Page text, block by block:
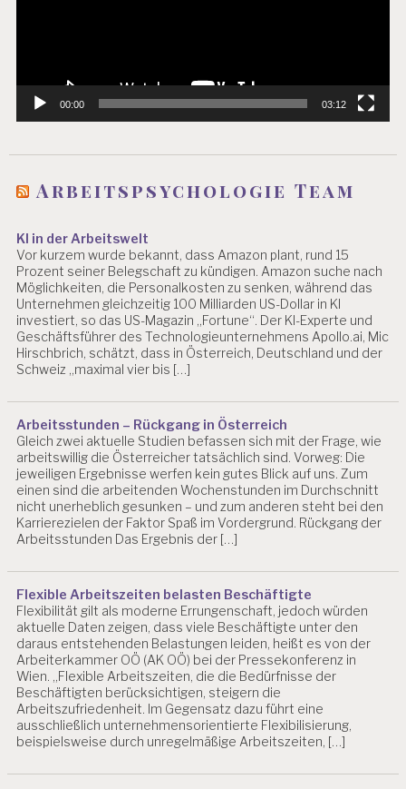
00:00 03:12
Arbeitspsychologie Team
KI in der Arbeitswelt
Vor kurzem wurde bekannt, dass Amazon plant, rund 15
Prozent seiner Belegschaft zu kündigen. Amazon suche nach
Möglichkeiten, die Personalkosten zu senken, während das
Unternehmen gleichzeitig 100 Milliarden US-Dollar in KI
investiert, so das US-Magazin „Fortune“. Der KI-Experte und
Geschäftsführer des Technologieunternehmens Apollo.ai, Mic
Hirschbrich, schätzt, dass in Österreich, Deutschland und der
Schweiz „maximal vier bis […]
Arbeitsstunden – Rückgang in Österreich
Gleich zwei aktuelle Studien befassen sich mit der Frage, wie
arbeitswillig die Österreicher tatsächlich sind. Vorweg: Die
jeweiligen Ergebnisse werfen kein gutes Blick auf uns. Zum
einen sind die arbeitenden Wochenstunden im Durchschnitt
nicht unerheblich gesunken – und zum anderen steht bei den
Karrierezielen der Faktor Spaß im Vordergrund. Rückgang der
Arbeitsstunden Das Ergebnis der […]
Flexible Arbeitszeiten belasten Beschäftigte
Flexibilität gilt als moderne Errungenschaft, jedoch würden
aktuelle Daten zeigen, dass viele Beschäftigte unter den
daraus entstehenden Belastungen leiden, heißt es von der
Arbeiterkammer OÖ (AK OÖ) bei der Pressekonferenz in
Wien. „Flexible Arbeitszeiten, die die Bedürfnisse der
Beschäftigten berücksichtigen, steigern die
Arbeitszufriedenheit. Im Gegensatz dazu führt eine
ausschließlich unternehmensorientierte Flexibilisierung,
beispielsweise durch unregelmäßige Arbeitszeiten, […]